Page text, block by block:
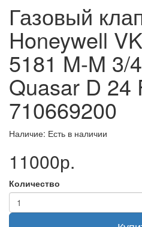
Газовый
Honeywell
5181 M-M 3/
Quasar D 24
710669200
Наличие: Есть в наличии
11000р.
Количество